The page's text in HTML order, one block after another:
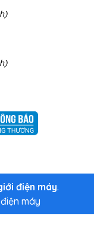
cao
điện máy.
máy